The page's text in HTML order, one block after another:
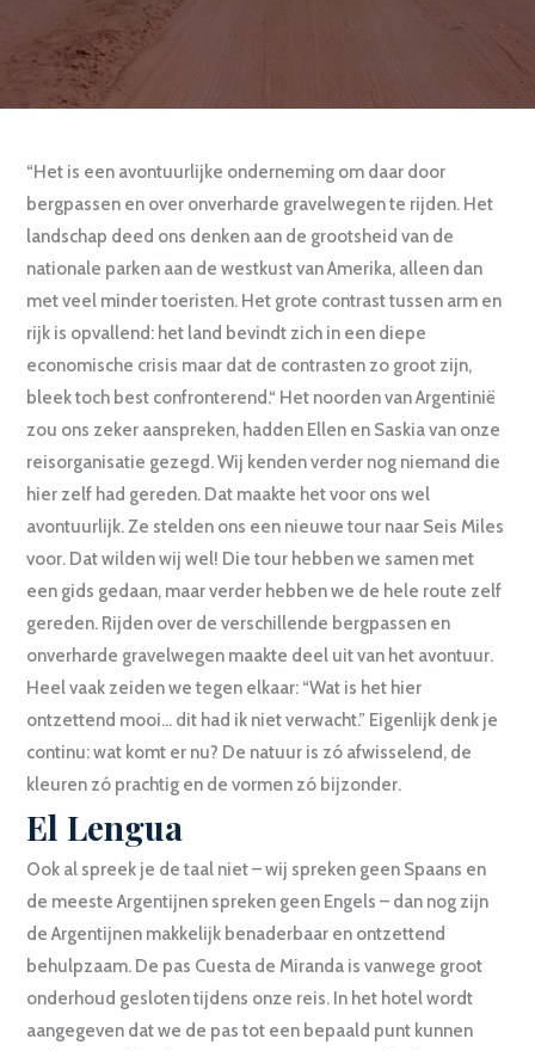
“Het is een avontuurlijke onderneming om daar door
bergpassen en over onverharde gravelwegen te rijden. Het
landschap deed ons denken aan de grootsheid van de
nationale parken aan de westkust van Amerika, alleen dan
met veel minder toeristen. Het grote contrast tussen arm en
rijk is opvallend: het land bevindt zich in een diepe
economische crisis maar dat de contrasten zo groot zijn,
bleek toch best confronterend.“ Het noorden van Argentinië
zou ons zeker aanspreken, hadden Ellen en Saskia van onze
reisorganisatie gezegd. Wij kenden verder nog niemand die
hier zelf had gereden. Dat maakte het voor ons wel
avontuurlijk. Ze stelden ons een nieuwe tour naar Seis Miles
voor. Dat wilden wij wel! Die tour hebben we samen met
een gids gedaan, maar verder hebben we de hele route zelf
gereden. Rijden over de verschillende bergpassen en
onverharde gravelwegen maakte deel uit van het avontuur.
Heel vaak zeiden we tegen elkaar: “Wat is het hier
ontzettend mooi… dit had ik niet verwacht.” Eigenlijk denk je
continu: wat komt er nu? De natuur is zó afwisselend, de
kleuren zó prachtig en de vormen zó bijzonder.
El Lengua
Ook al spreek je de taal niet – wij spreken geen Spaans en
de meeste Argentijnen spreken geen Engels – dan nog zijn
de Argentijnen makkelijk benaderbaar en ontzettend
behulpzaam. De pas Cuesta de Miranda is vanwege groot
onderhoud gesloten tijdens onze reis. In het hotel wordt
aangegeven dat we de pas tot een bepaald punt kunnen